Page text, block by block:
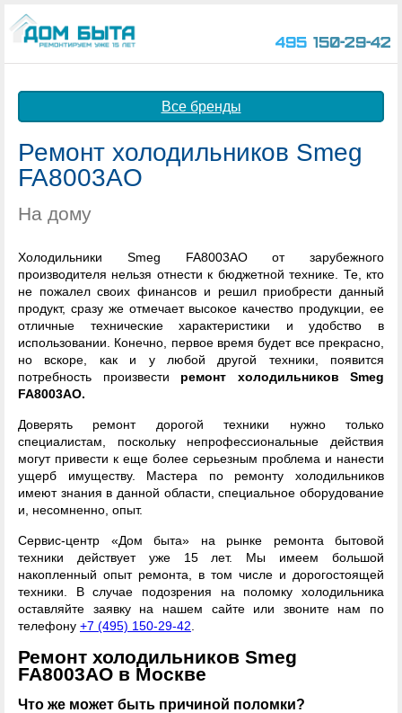
495 150-29-42
Все бренды
Ремонт холодильников Smeg
FA8003AO
На дому
Холодильники Smeg FA8003AO от зарубежного
производителя нельзя отнести к бюджетной технике. Те, кто
не пожалел своих финансов и решил приобрести данный
продукт, сразу же отмечает высокое качество продукции, ее
отличные технические характеристики и удобство в
использовании. Конечно, первое время будет все прекрасно,
но вскоре, как и у любой другой техники, появится
потребность произвести ремонт холодильников Smeg
FA8003AO.
Доверять ремонт дорогой техники нужно только
специалистам, поскольку непрофессиональные действия
могут привести к еще более серьезным проблема и нанести
ущерб имуществу. Мастера по ремонту холодильников
имеют знания в данной области, специальное оборудование
и, несомненно, опыт.
Сервис-центр «Дом быта» на рынке ремонта бытовой
техники действует уже 15 лет. Мы имеем большой
накопленный опыт ремонта, в том числе и дорогостоящей
техники. В случае подозрения на поломку холодильника
оставляйте заявку на нашем сайте или звоните нам по
телефону +7 (495) 150-29-42
Ремонт холодильников Smeg
FA8003AO в Москве
Что же может быть причиной поломки?